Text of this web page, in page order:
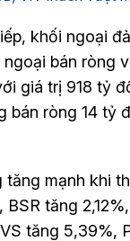
khối ngoại
bán ròng
giá trị 918 tỷ
bán ròng 14 tỷ
tăng mạnh khi
BSR tăng
tăng 5,39%,